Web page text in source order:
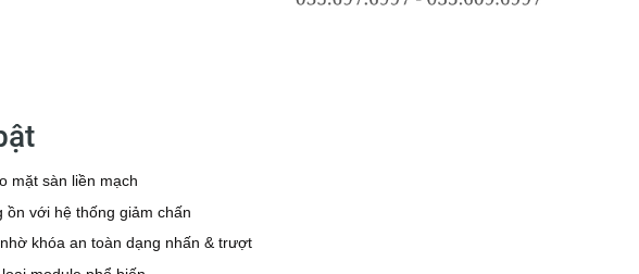
mặt sàn liền mạch
với hệ thống giảm chấn
khóa an toàn dạng nhấn & trượt